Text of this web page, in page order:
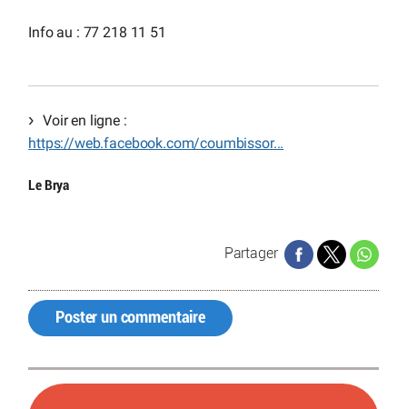
Info au : 77 218 11 51
Voir en ligne :
https://web.facebook.com/coumbissor...
Le Brya
Partager
Poster un commentaire